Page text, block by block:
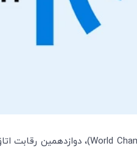
World)، دوازدهمین رقابت